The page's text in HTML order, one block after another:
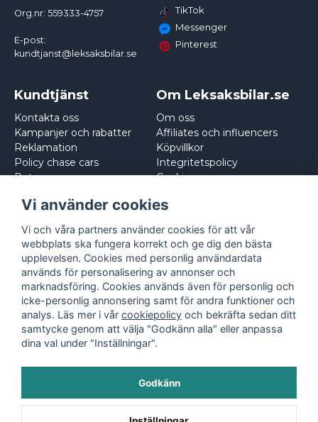
Org.nr: 559333-4757
E-post:
kundtjanst@leksaksbilar.se
TikTok
Messenger
Pinterest
Kundtjänst
Kontakta oss
Kampanjer och rabatter
Reklamation
Policy chase cars
Returnera
Om Leksaksbilar.se
Om oss
Affiliates och influencers
Köpvillkor
Integritetspolicy
Cookies
Vi använder cookies
Vi och våra partners använder cookies för att vår
webbplats ska fungera korrekt och ge dig den bästa
upplevelsen. Cookies med personlig användardata
används för personalisering av annonser och
marknadsföring. Cookies används även för personlig och
icke-personlig annonsering samt för andra funktioner och
analys. Läs mer i vår cookiepolicy och bekräfta sedan ditt
samtycke genom att välja "Godkänn alla" eller anpassa
dina val under "Inställningar".
Godkänn